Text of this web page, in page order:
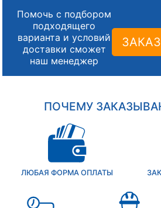
Помочь с подбором
подходящего
варианта и условий
доставки сможет
наш менеджер
ПОЧЕМУ
ЛЮБАЯ ФОРМА ОПЛАТЫ